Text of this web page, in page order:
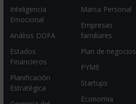
Inteligencia
Emocional
Análisis DOFA
Estados
Financieros
Planificación
Estratégica
Marca Personal
Empresas
familiares
Plan de negocios
PYME
Startups
Economia